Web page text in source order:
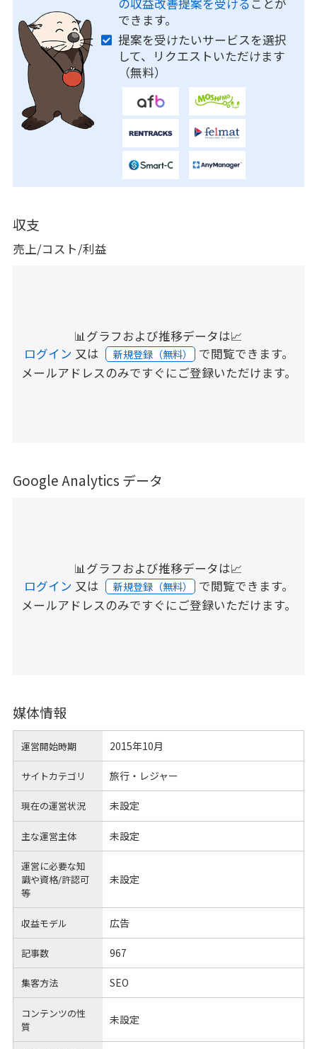
の収益改善提案を受ける ことが
できます。
提案を受けたいサービスを選択
して、リクエストいただけます
（無料）
収支
売上/コスト/利益
📊グラフおよび推移データは📈
ログイン 又は 新規登録（無料） で閲覧できます。
メールアドレスのみですぐにご登録いただけます。
Google Analytics データ
📊グラフおよび推移データは📈
ログイン 又は 新規登録（無料） で閲覧できます。
メールアドレスのみですぐにご登録いただけます。
媒体情報
運営開始時期 2015年10月
サイトカテゴリ 旅行・レジャー
現在の運営状況 未設定
主な運営主体 未設定
運営に必要な知
識や資格/許認可
等
未設定
収益モデル 広告
記事数 967
集客方法 SEO
コンテンツの性
質
未設定